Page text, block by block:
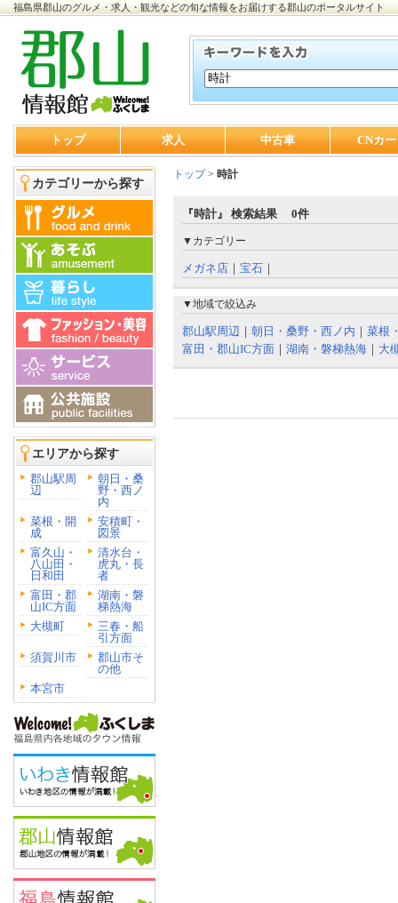
福島県郡山のグルメ・求人・観光などの旬な情報をお届けする郡山のポータルサイト
トップ 求人 中古車 CNカ
カテゴリーから探す
エリアから探す
郡山駅周
辺
朝日・桑
野・西ノ
内
菜根・開
成
安積町・
図景
富久山・
八山田・
日和田
清水台・
虎丸・長
者
富田・郡
山IC方面
湖南・磐
梯熱海
大槻町
三春・船
引方面
須賀川市
郡山市そ
の他
本宮市
トップ> 時計
『時計』 検索結果 0件
▼カテゴリー
メガネ店 ｜ 宝石 ｜
▼地域で絞込み
郡山駅周辺 ｜ 朝日・桑野・西ノ内 ｜ 菜根
富田・郡山IC方面 ｜ 湖南・磐梯熱海 ｜ 大